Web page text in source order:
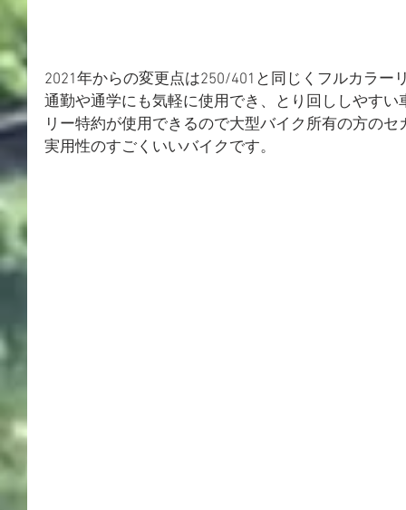
2021年からの変更点は250/401と同じくフルカラー
通勤や通学にも気軽に使用でき、とり回ししやす
リー特約が使用できるので大型バイク所有の方の
実用性のすごくいいバイクです。